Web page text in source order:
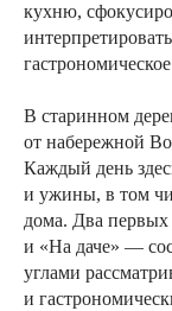
кухню,
В старинном
от набережной
Каждый день
и ужины, в том
дома. Два
и «На даче» —
углами
и